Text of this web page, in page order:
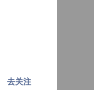
去关注